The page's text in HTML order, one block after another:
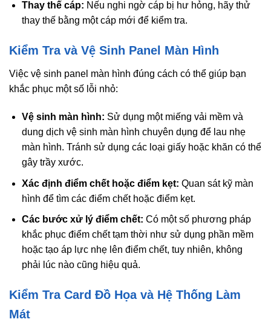
Thay thế cáp: Nếu nghi ngờ cáp bị hư hỏng, hãy thử
thay thế bằng một cáp mới để kiểm tra.
Kiểm Tra và Vệ Sinh Panel Màn Hình
Việc vệ sinh panel màn hình đúng cách có thể giúp bạn
khắc phục một số lỗi nhỏ:
Vệ sinh màn hình: Sử dụng một miếng vải mềm và
dung dịch vệ sinh màn hình chuyên dụng để lau nhẹ
màn hình. Tránh sử dụng các loại giấy hoặc khăn có thể
gây trầy xước.
Xác định điểm chết hoặc điểm kẹt: Quan sát kỹ màn
hình để tìm các điểm chết hoặc điểm kẹt.
Các bước xử lý điểm chết: Có một số phương pháp
khắc phục điểm chết tạm thời như sử dụng phần mềm
hoặc tạo áp lực nhẹ lên điểm chết, tuy nhiên, không
phải lúc nào cũng hiệu quả.
Kiểm Tra Card Đồ Họa và Hệ Thống Làm
Mát